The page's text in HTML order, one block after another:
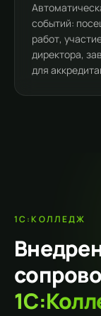
событий:
работ,
директора,
для
1С:КОЛЛЕДЖ